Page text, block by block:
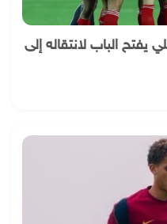
الباب لانتقاله إلى